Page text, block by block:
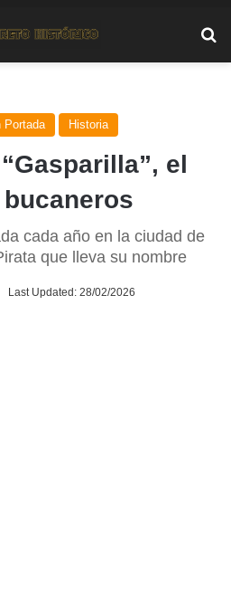
Portada Historia
el
cada año en la ciudad de
que lleva su nombre
Last Updated: 28/02/2026